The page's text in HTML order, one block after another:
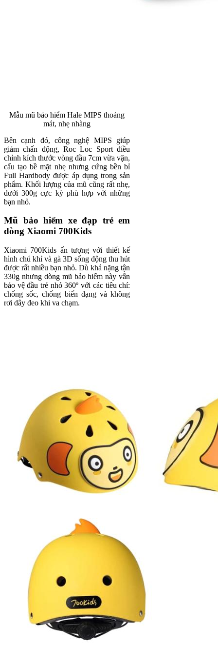
Mẫu mũ bảo hiểm Hale MIPS thoáng
mát, nhẹ nhàng
Bên cạnh đó, công nghệ MIPS giúp
giảm chấn động, Roc Loc Sport điều
chỉnh kích thước vòng đầu 7cm vừa vặn,
cấu tạo bề mặt nhẹ nhưng cứng bền bỉ
Full Hardbody được áp dụng trong sản
phẩm. Khối lượng của mũ cũng rất nhẹ,
dưới 300g cực kỳ phù hợp với những
bạn nhỏ.
Mũ bảo hiểm xe đạp trẻ em
dòng Xiaomi 700Kids
Xiaomi 700Kids ấn tượng với thiết kế
hình chú khỉ và gà 3D sống động thu hút
được rất nhiều bạn nhỏ. Dù khá nặng tận
330g nhưng dòng mũ bảo hiểm này vẫn
bảo vệ đầu trẻ nhỏ 360º với các tiêu chí:
chống sốc, chống biến dạng và không
rơi dây đeo khi va chạm.